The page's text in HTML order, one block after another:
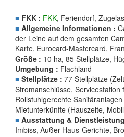
■ FKK : FKK, Feriendorf,
■ Allgemeine Informationen :
der Leine auf dem gesamten
Karte, Eurocard-Mastercard,
Größe : 10 ha, 85 Stellplätze,
Umgebung : Flachland
■ Stellplätze : 77 Stellplätze
Stromanschlüsse, Servicestation
Rollstuhlgerechte Sanitäranlagen
Mietunterkünfte (Hauszelte,
■ Ausstattung &
Imbiss, Außer-Haus-Gerichte,